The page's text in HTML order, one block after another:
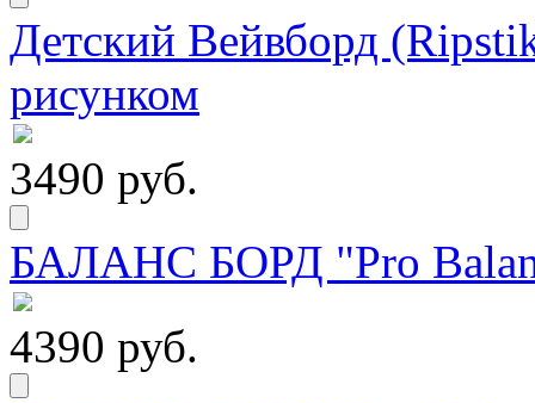
Детский Вейвборд
рисунком
3490 руб.
БАЛАНС БОРД "Pro
4390 руб.